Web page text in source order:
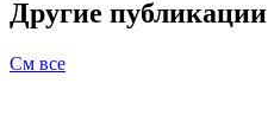
Другие публикации
См все